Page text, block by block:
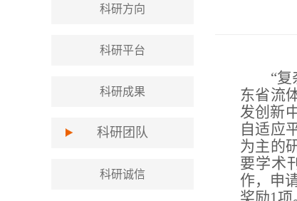
科研方向
科研平台
科研成果
科研团队
科研诚信
“
东省流
发创新
自适应
为主的
要学术
作，申
奖励1项